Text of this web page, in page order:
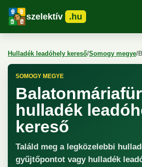
szelektív .hu
Hulladék leadóhely kereső/Somogy megye/
SOMOGY MEGYE
hulladék
kereső
Találd meg a legközelebbi
gyűjtőpontot vagy hulladék